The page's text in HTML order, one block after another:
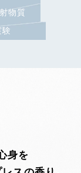
物質
身を